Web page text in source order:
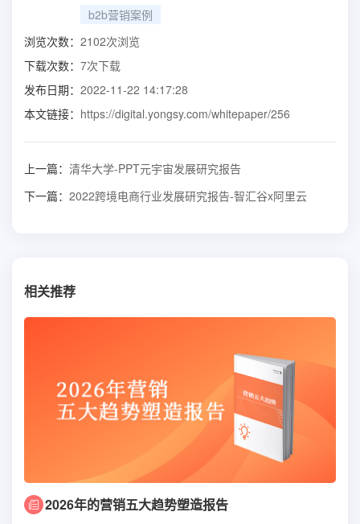
b2b营销案例
浏览次数： 2102次浏览
下载次数： 7次下载
发布日期： 2022-11-22 14:17:28
本文链接： https://digital.yongsy.com/whitepaper/256
上一篇： 清华大学-PPT元宇宙发展研究报告
下一篇： 2022跨境电商行业发展研究报告-智汇谷x阿里云
相关推荐
2026年的营销五大趋势塑造报告